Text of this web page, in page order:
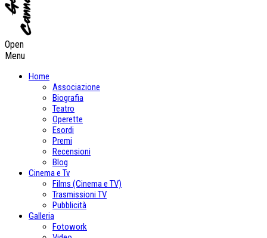
Open
Menu
Home
Associazione
Biografia
Teatro
Operette
Esordi
Premi
Recensioni
Blog
Cinema e Tv
Films (Cinema e TV)
Trasmissioni TV
Pubblicità
Galleria
Fotowork